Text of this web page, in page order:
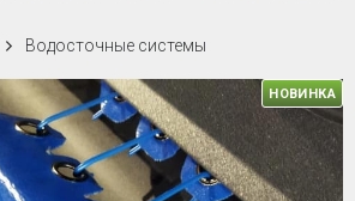
Водосточные системы
НОВИНКА